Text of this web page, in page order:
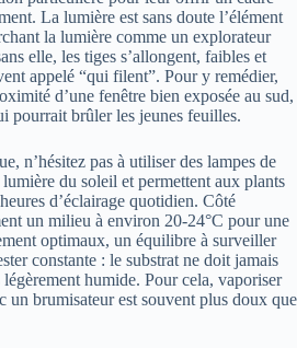
La lumière est sans doute l’élément
la lumière comme un explorateur
elle, les tiges s’allongent, faibles et
appelé “qui filent”. Pour y remédier,
d’une fenêtre bien exposée au sud,
pourrait brûler les jeunes feuilles.
n’hésitez pas à utiliser des lampes de
du soleil et permettent aux plants
d’éclairage quotidien. Côté
un milieu à environ 20-24°C pour une
optimaux, un équilibre à surveiller
constante : le substrat ne doit jamais
humide. Pour cela, vaporiser
un brumisateur est souvent plus doux que